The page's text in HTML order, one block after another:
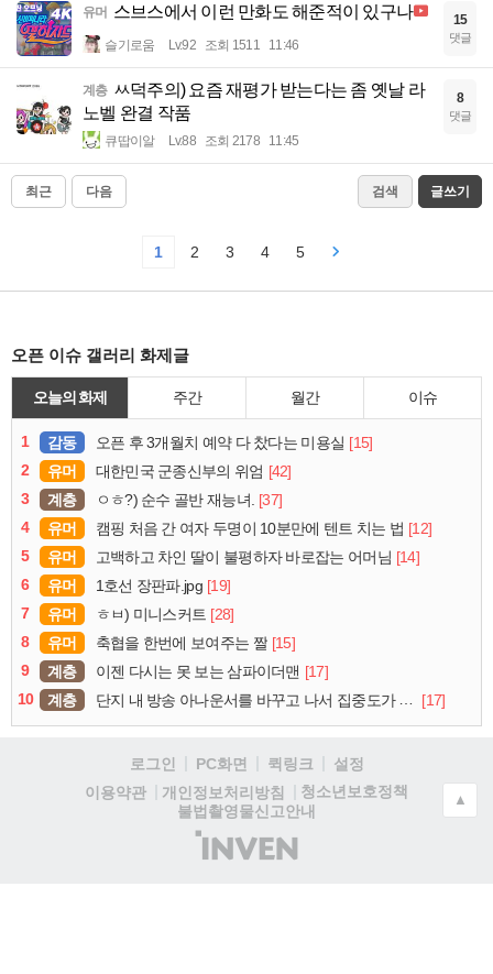
유머 스브스에서 이런 만화도 해준적이 있구나
슬기로움 Lv.92 조회 1511 11:46
15
댓글
계층 ㅆ덕주의) 요즘 재평가 받는다는 좀 옛날 라
노벨 완결 작품
큐땁이알 Lv.88 조회 2178 11:45
8
댓글
최근 다음 검색 글쓰기
1 2 3 4 5
오픈 이슈 갤러리 화제글
오늘의 화제 주간 월간 이슈
1 감동 오픈 후 3개월치 예약 다 찼다는 미용실 [15]
2
유머 대한민국 군종신부의 위엄 [42]
3
계층 ㅇㅎ?) 순수 골반 재능녀. [37]
4
유머 캠핑 처음 간 여자 두명이 10분만에 텐트 치는 법 [12]
5
유머 고백하고 차인 딸이 불평하자 바로잡는 어머님 [14]
6
유머 1호선 장판파.jpg [19]
7
유머 ㅎㅂ) 미니스커트 [28]
8
유머 축협을 한번에 보여주는 짤 [15]
9
계층 이젠 다시는 못 보는 삼파이더맨 [17]
10
계층 단지 내 방송 아나운서를 바꾸고 나서 집중도가 확 올라갔다는 한 아파트의 안내방송 [17]
로그인 PC화면 퀵링크
설정
이용약관
개인정보처리방침
청소년보호정책
불법촬영물신고안내
(주)
인
▲